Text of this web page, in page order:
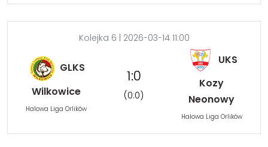
Kolejka 6 | 2026-03-14 11:00
GLKS
Wilkowice
Halowa Liga Orlików
1:0
(0:0)
UKS
Kozy
Neonowy
Halowa Liga Orlików